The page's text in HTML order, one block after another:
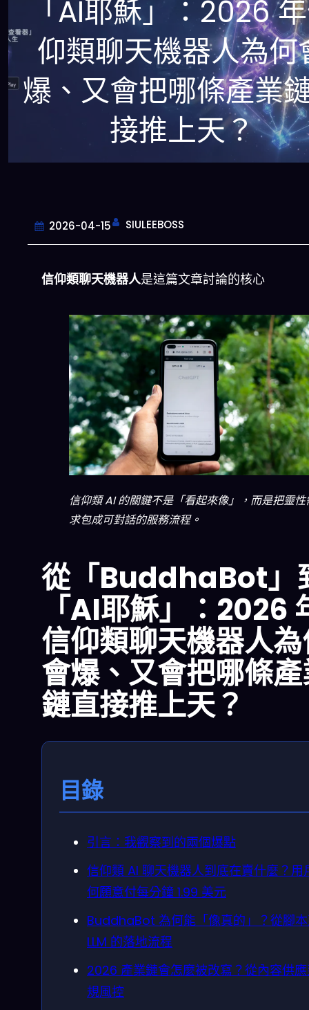
「AI耶穌」：2026
仰類聊天機器人為何
爆、又會把哪條產業
接推上天？
2026-04-15 SIULEEBOSS
信仰類聊天機器人是這篇文章討論的核心
信仰類 AI 的關鍵不是「看起來像」，而是把靈性
求包成可對話的服務流程。
從「BuddhaBot」
「AI耶穌」：2026
信仰類聊天機器人
會爆、又會把哪條
鏈直接推上天？
目錄
引言：我觀察到的兩個爆點
信仰類 AI 聊天機器人到底在賣什麼？用
何願意付每分鐘 1.99 美元
BuddhaBot 為何能「像真的」？從腳
LLM 的落地流程
2026 產業鏈會怎麼被改寫？從內容供
規風控